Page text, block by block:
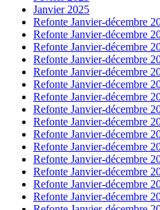
Janvier 2025
Refonte Janvier-décembre
Refonte Janvier-décembre
Refonte Janvier-décembre
Refonte Janvier-décembre
Refonte Janvier-décembre
Refonte Janvier-décembre
Refonte Janvier-décembre
Refonte Janvier-décembre
Refonte Janvier-décembre
Refonte Janvier-décembre
Refonte Janvier-décembre
Refonte Janvier-décembre
Refonte Janvier-décembre
Refonte Janvier-décembre
Refonte Janvier-décembre